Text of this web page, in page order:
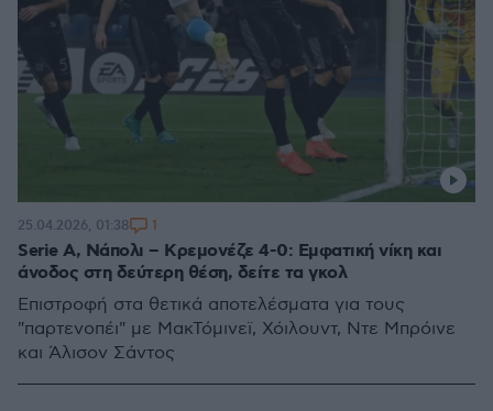
Serie A, Νάπολι – Κρεμονέζε 4-0: Εμφατική νίκη και
άνοδος στη δεύτερη θέση, δείτε τα γκολ
Επιστροφή στα θετικά αποτελέσματα για τους
"παρτενοπέι" με ΜακΤόμινεϊ, Χόιλουντ, Ντε Μπρόινε
και Άλισον Σάντος
25.04.2026, 01:38 1